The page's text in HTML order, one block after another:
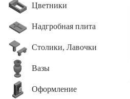
Цветники
Надгробная плита
Столики, Лавочки
Вазы
Оформление